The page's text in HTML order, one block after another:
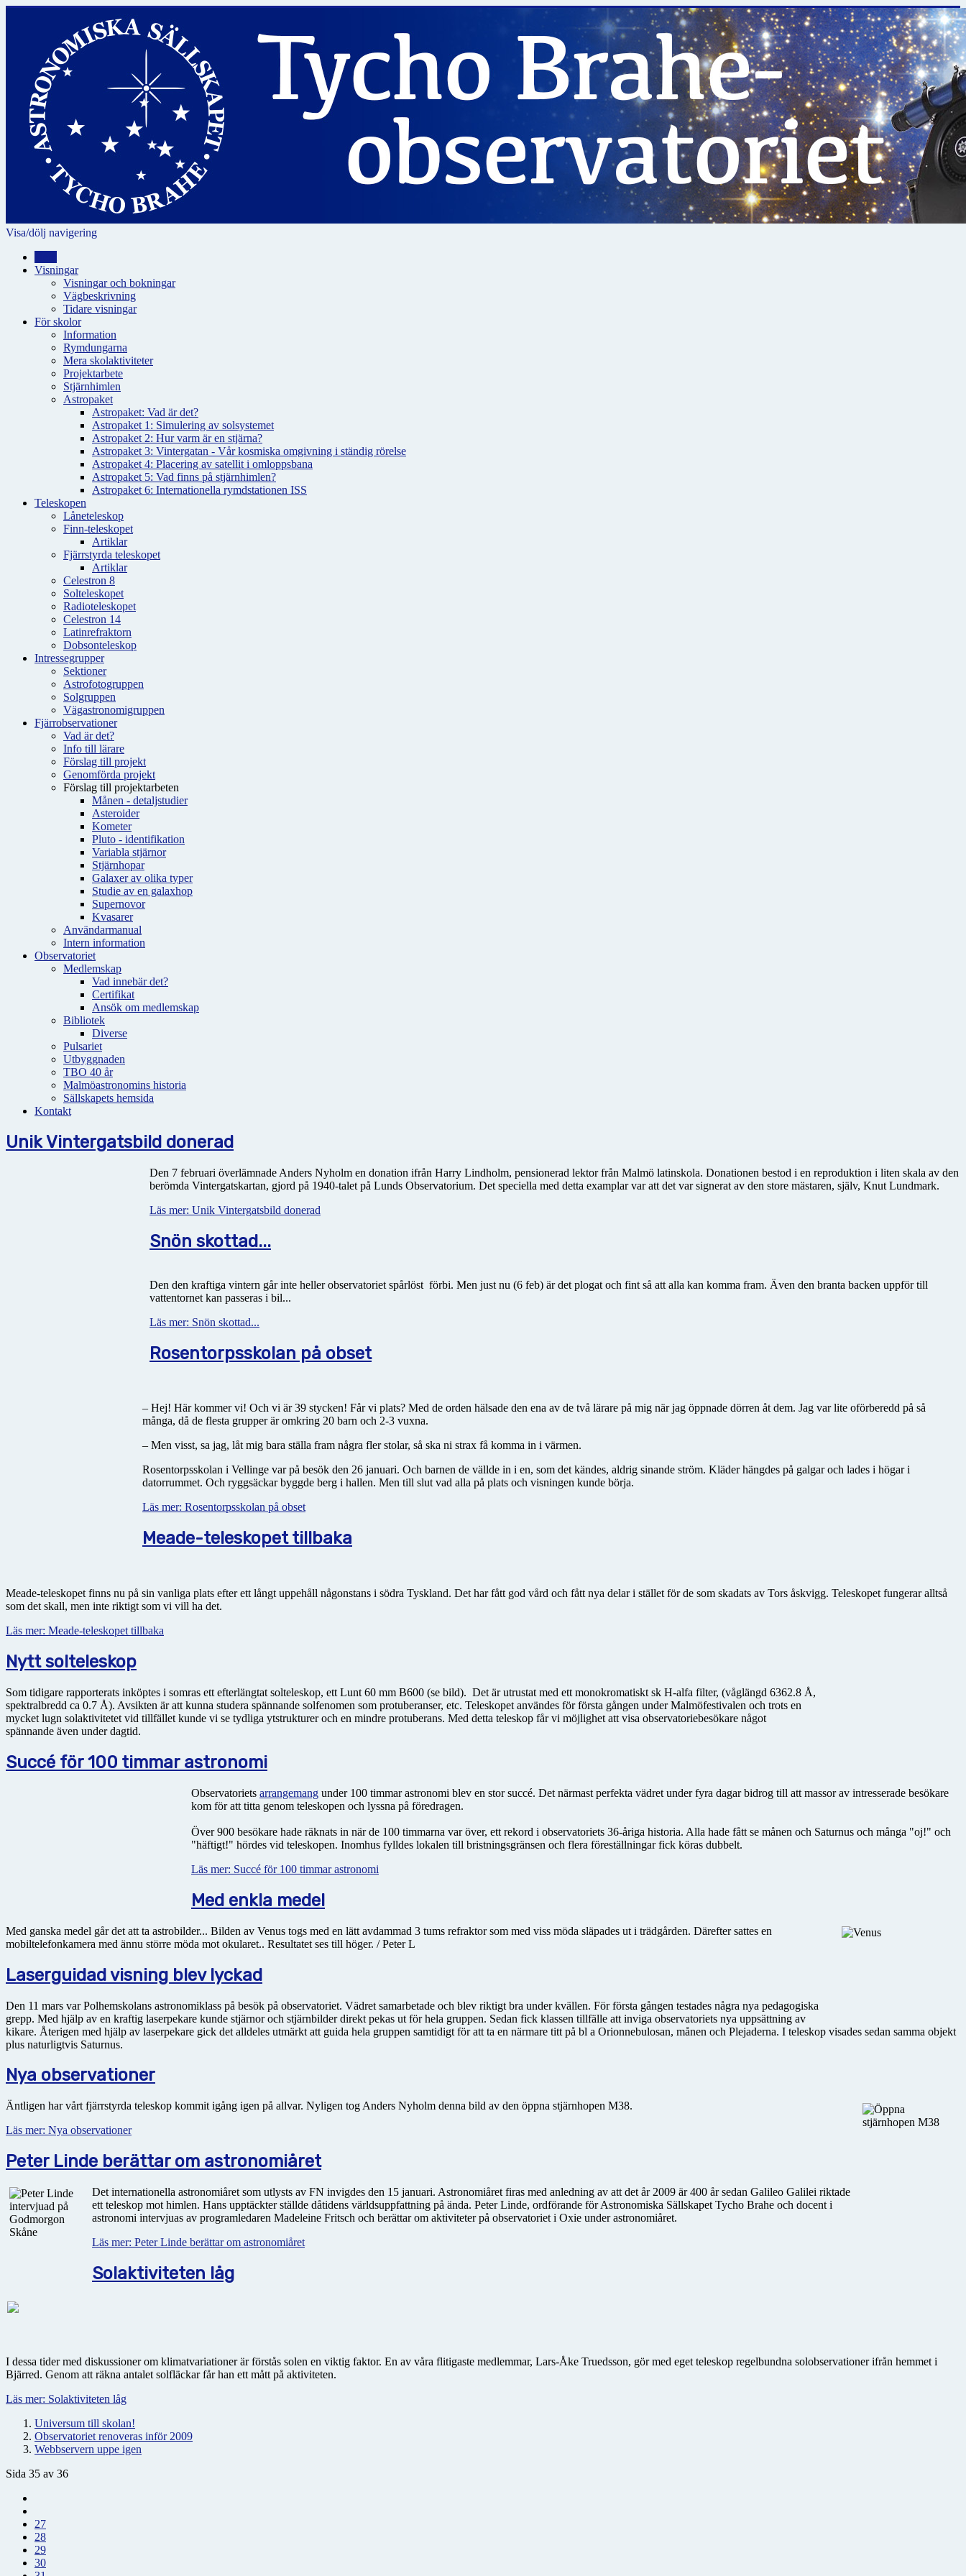
Visa/dölj navigering
Visningar
Visningar och bokningar
Vägbeskrivning
Tidare visningar
För skolor
Information
Rymdungarna
Mera skolaktiviteter
Projektarbete
Stjärnhimlen
Astropaket
Astropaket: Vad är det?
Astropaket 1: Simulering av solsystemet
Astropaket 2: Hur varm är en stjärna?
Astropaket 3: Vintergatan - Vår kosmiska omgivning i ständig rörelse
Astropaket 4: Placering av satellit i omloppsbana
Astropaket 5: Vad finns på stjärnhimlen?
Astropaket 6: Internationella rymdstationen ISS
Teleskopen
Låneteleskop
Finn-teleskopet
Artiklar
Fjärrstyrda teleskopet
Artiklar
Celestron 8
Solteleskopet
Radioteleskopet
Celestron 14
Latinrefraktorn
Dobsonteleskop
Intressegrupper
Sektioner
Astrofotogruppen
Solgruppen
Vägastronomigruppen
Fjärrobservationer
Vad är det?
Info till lärare
Förslag till projekt
Genomförda projekt
Förslag till projektarbeten
Månen - detaljstudier
Asteroider
Kometer
Pluto - identifikation
Variabla stjärnor
Stjärnhopar
Galaxer av olika typer
Studie av en galaxhop
Supernovor
Kvasarer
Användarmanual
Intern information
Observatoriet
Medlemskap
Vad innebär det?
Certifikat
Ansök om medlemskap
Bibliotek
Diverse
Pulsariet
Utbyggnaden
TBO 40 år
Malmöastronomins historia
Sällskapets hemsida
Kontakt
Unik Vintergatsbild donerad
Den 7 februari överlämnade Anders Nyholm en donation ifrån Harry Lindholm, pensionerad lektor från Malmö latinskola. Donationen bestod i en reproduktion i liten skala av den
berömda Vintergatskartan, gjord på 1940-talet på Lunds Observatorium. Det speciella med detta examplar var att det var signerat av den store mästaren, själv, Knut Lundmark.
Läs mer: Unik Vintergatsbild donerad
Snön skottad...
Den den kraftiga vintern går inte heller observatoriet spårlöst förbi. Men just nu (6 feb) är det plogat och fint så att alla kan komma fram. Även den branta backen uppför till
vattentornet kan passeras i bil...
Läs mer: Snön skottad...
Rosentorpsskolan på obset
– Hej! Här kommer vi! Och vi är 39 stycken! Får vi plats? Med de orden hälsade den ena av de två lärare på mig när jag öppnade dörren åt dem. Jag var lite oförberedd på så
många, då de flesta grupper är omkring 20 barn och 2-3 vuxna.
– Men visst, sa jag, låt mig bara ställa fram några fler stolar, så ska ni strax få komma in i värmen.
Rosentorpsskolan i Vellinge var på besök den 26 januari. Och barnen de vällde in i en, som det kändes, aldrig sinande ström. Kläder hängdes på galgar och lades i högar i
datorrummet. Och ryggsäckar byggde berg i hallen. Men till slut vad alla på plats och visningen kunde börja.
Läs mer: Rosentorpsskolan på obset
Meade-teleskopet tillbaka
Meade-teleskopet finns nu på sin vanliga plats efter ett långt uppehåll någonstans i södra Tyskland. Det har fått god vård och fått nya delar i stället för de som skadats av Tors åskvigg. Teleskopet fungerar alltså
som det skall, men inte riktigt som vi vill ha det.
Läs mer: Meade-teleskopet tillbaka
Nytt solteleskop
Som tidigare rapporterats inköptes i somras ett efterlängtat solteleskop, ett Lunt 60 mm B600 (se bild). Det är utrustat med ett monokromatiskt sk H-alfa filter, (våglängd 6362.8 Å,
spektralbredd ca 0.7 Å). Avsikten är att kunna studera spännande solfenomen som protuberanser, etc. Teleskopet användes för första gången under Malmöfestivalen och trots en
mycket lugn solaktivitetet vid tillfället kunde vi se tydliga ytstrukturer och en mindre protuberans. Med detta teleskop får vi möjlighet att visa observatoriebesökare något
spännande även under dagtid.
Succé för 100 timmar astronomi
Observatoriets arrangemang under 100 timmar astronomi blev en stor succé. Det närmast perfekta vädret under fyra dagar bidrog till att massor av intresserade besökare
kom för att titta genom teleskopen och lyssna på föredragen.
Över 900 besökare hade räknats in när de 100 timmarna var över, ett rekord i observatoriets 36-åriga historia. Alla hade fått se månen och Saturnus och många "oj!" och
"häftigt!" hördes vid teleskopen. Inomhus fylldes lokalen till bristningsgränsen och flera föreställningar fick köras dubbelt.
Läs mer: Succé för 100 timmar astronomi
Med enkla medel
Med ganska medel går det att ta astrobilder... Bilden av Venus togs med en lätt avdammad 3 tums refraktor som med viss möda släpades ut i trädgården. Därefter sattes en
mobiltelefonkamera med ännu större möda mot okularet.. Resultatet ses till höger. / Peter L
Laserguidad visning blev lyckad
Den 11 mars var Polhemskolans astronomiklass på besök på observatoriet. Vädret samarbetade och blev riktigt bra under kvällen. För första gången testades några nya pedagogiska
grepp. Med hjälp av en kraftig laserpekare kunde stjärnor och stjärnbilder direkt pekas ut för hela gruppen. Sedan fick klassen tillfälle att inviga observatoriets nya uppsättning av
kikare. Återigen med hjälp av laserpekare gick det alldeles utmärkt att guida hela gruppen samtidigt för att ta en närmare titt på bl a Orionnebulosan, månen och Plejaderna. I teleskop visades sedan samma objekt
plus naturligtvis Saturnus.
Nya observationer
Äntligen har vårt fjärrstyrda teleskop kommit igång igen på allvar. Nyligen tog Anders Nyholm denna bild av den öppna stjärnhopen M38.
Läs mer: Nya observationer
Peter Linde berättar om astronomiåret
Det internationella astronomiåret som utlysts av FN invigdes den 15 januari. Astronomiåret firas med anledning av att det år 2009 är 400 år sedan Galileo Galilei riktade
ett teleskop mot himlen. Hans upptäckter ställde dåtidens världsuppfattning på ända. Peter Linde, ordförande för Astronomiska Sällskapet Tycho Brahe och docent i
astronomi intervjuas av programledaren Madeleine Fritsch och berättar om aktiviteter på observatoriet i Oxie under astronomiåret.
Läs mer: Peter Linde berättar om astronomiåret
Solaktiviteten låg
I dessa tider med diskussioner om klimatvariationer är förstås solen en viktig faktor. En av våra flitigaste medlemmar, Lars-Åke Truedsson, gör med eget teleskop regelbundna solobservationer ifrån hemmet i
Bjärred. Genom att räkna antalet solfläckar får han ett mått på aktiviteten.
Läs mer: Solaktiviteten låg
Universum till skolan!
Observatoriet renoveras inför 2009
Webbservern uppe igen
Sida 35 av 36
27
28
29
30